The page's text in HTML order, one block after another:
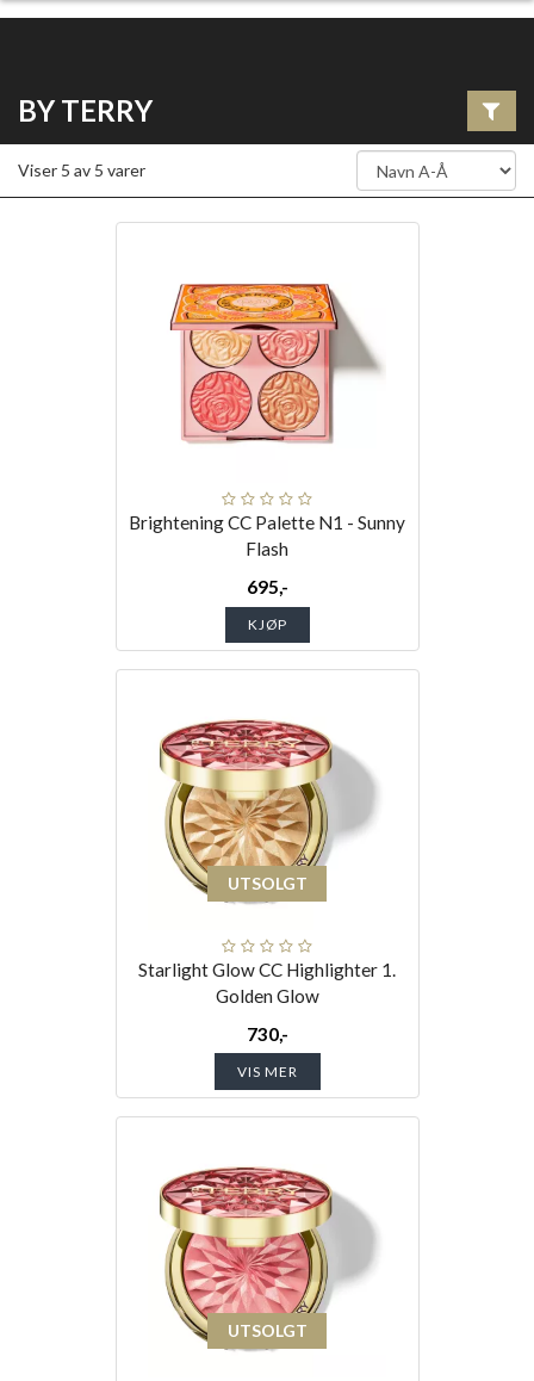
BY TERRY
Viser 5 av 5 varer
Brightening CC Palette N1 - Sunny
Flash
695,-
KJØP
UTSOLGT
Starlight Glow CC Highlighter 1.
Golden Glow
730,-
VIS MER
UTSOLGT